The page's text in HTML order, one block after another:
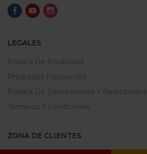
LEGALES
Politica De Privacidad
Preguntas Frecuentes
Política De Devoluciones Y Reembolsos
Terminos Y Condiciones
ZONA DE CLIENTES